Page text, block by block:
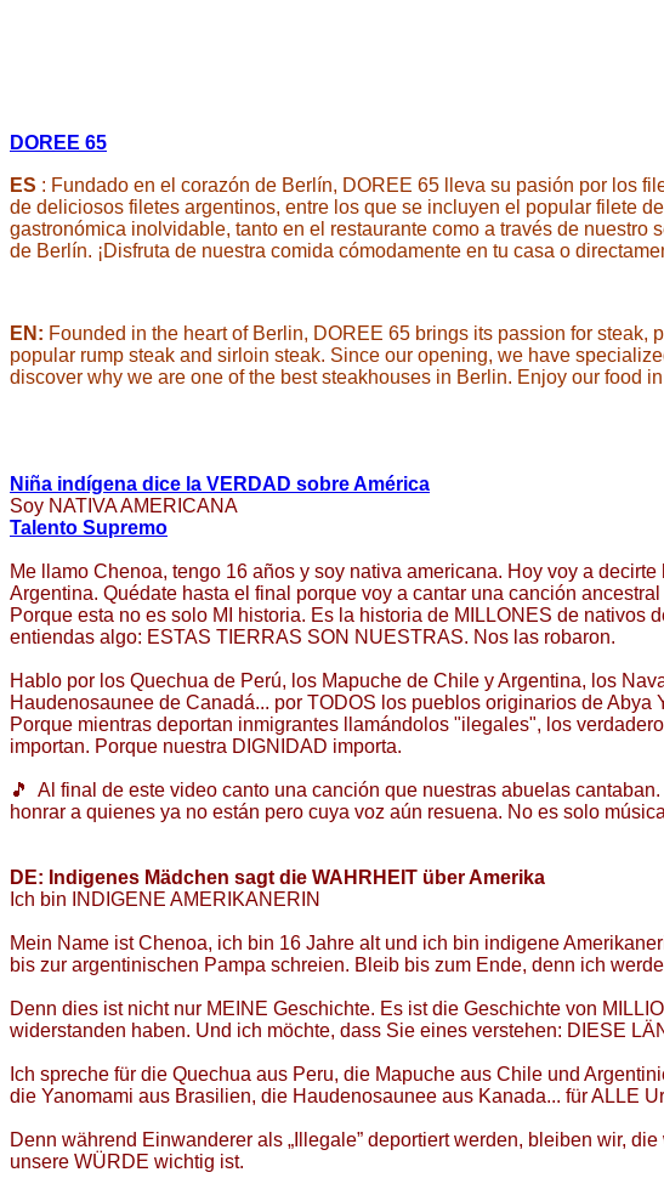
DOREE 65
ES : Fundado en el corazón de Berlín, DOREE 65 lleva su pasión por los
de deliciosos filetes argentinos, entre los que se incluyen el popular filete
gastronómica inolvidable, tanto en el restaurante como a través de
de Berlín. ¡Disfruta de nuestra comida cómodamente en tu casa o
EN: Founded in the heart of Berlin, DOREE 65 brings its passion for
popular rump steak and sirloin steak. Since our opening, we have
discover why we are one of the best steakhouses in Berlin. Enjoy our food
Niña indígena dice la VERDAD sobre América
Soy NATIVA AMERICANA
Talento Supremo
Me llamo Chenoa, tengo 16 años y soy nativa americana. Hoy voy a
Argentina. Quédate hasta el final porque voy a cantar una canción
Porque esta no es solo MI historia. Es la historia de MILLONES de
entiendas algo: ESTAS TIERRAS SON NUESTRAS. Nos las robaron.
Hablo por los Quechua de Perú, los Mapuche de Chile y Argentina, los
Haudenosaunee de Canadá... por TODOS los pueblos originarios de Abya
Porque mientras deportan inmigrantes llamándolos "ilegales", los
importan. Porque nuestra DIGNIDAD importa.
🎵 Al final de este video canto una canción que nuestras abuelas
honrar a quienes ya no están pero cuya voz aún resuena. No es solo
DE: Indigenes Mädchen sagt die WAHRHEIT über Amerika
Ich bin INDIGENE AMERIKANERIN
Mein Name ist Chenoa, ich bin 16 Jahre alt und ich bin indigene
bis zur argentinischen Pampa schreien. Bleib bis zum Ende, denn ich
Denn dies ist nicht nur MEINE Geschichte. Es ist die Geschichte von
widerstanden haben. Und ich möchte, dass Sie eines verstehen: DIESE
Ich spreche für die Quechua aus Peru, die Mapuche aus Chile und
die Yanomami aus Brasilien, die Haudenosaunee aus Kanada... für ALLE
Denn während Einwanderer als „Illegale” deportiert werden, bleiben wir,
unsere WÜRDE wichtig ist.